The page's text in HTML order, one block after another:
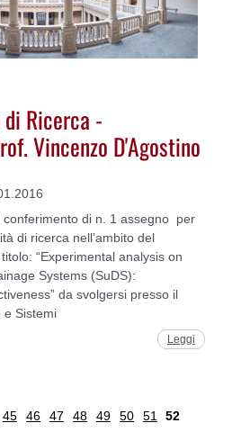
di Ricerca -
Vincenzo D'Agostino
conferimento di n. 1 assegno per
di ricerca nell’ambito del
“Experimental analysis on
Systems (SuDS):
da svolgersi presso il
e Sistemi
Leggi
45 46 47 48 49 50 51 52